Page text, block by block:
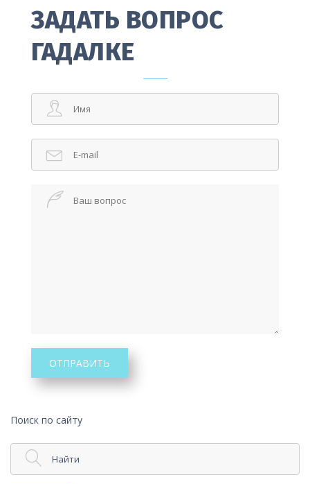
ЗАДАТЬ ВОПРОС
ГАДАЛКЕ
ОТПРАВИТЬ
Поиск по сайту
Найти